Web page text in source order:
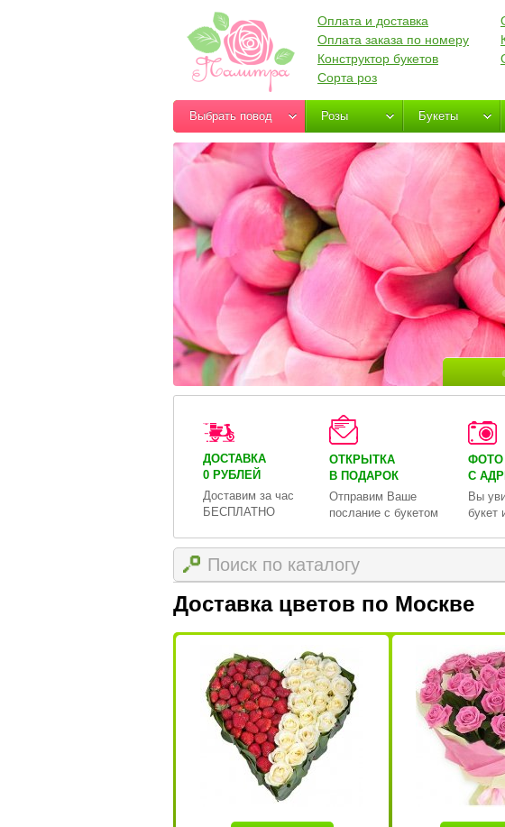
Оплата и доставка
Оплата заказа по номеру
Конструктор букетов
Сорта роз
Выбрать повод Розы Букеты
ДОСТАВКА
0 РУБЛЕЙ
Доставим за час
БЕСПЛАТНО
ОТКРЫТКА
В ПОДАРОК
Отправим Ваше
послание с букетом
ФОТО
С
Вы
букет
Доставка цветов по Москве